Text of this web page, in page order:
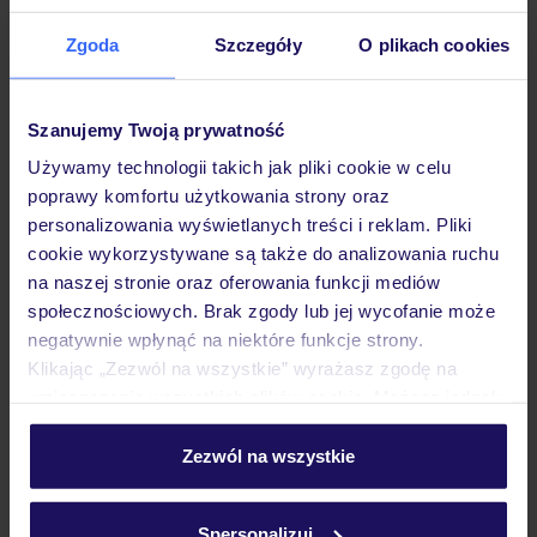
Zgoda Szczegóły O plikach cookies
Szanujemy Twoją prywatność
Używamy technologii takich jak pliki cookie w celu
poprawy komfortu użytkowania strony oraz
personalizowania wyświetlanych treści i reklam. Pliki
cookie wykorzystywane są także do analizowania ruchu
na naszej stronie oraz oferowania funkcji mediów
społecznościowych. Brak zgody lub jej wycofanie może
negatywnie wpłynąć na niektóre funkcje strony.
Klikając „Zezwól na wszystkie” wyrażasz zgodę na
personalizować swój wybór wchodząc w zakładkę
Szczegółowe informacje o plikach cookie znajdziesz
Zezwól na wszystkie
Pokoje
Wyżywienie
Atrakcje
Ważne informacje